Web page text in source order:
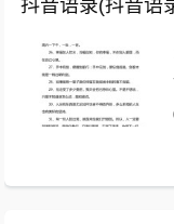
抖音语录(抖音语